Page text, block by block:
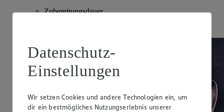
Zubereitungsdauer
Datenschutz-
Einstellungen
Wir setzen Cookies und andere Technologien ein, um
dir ein bestmögliches Nutzungserlebnis unserer